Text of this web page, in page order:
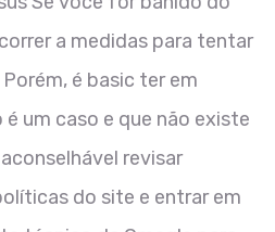
a medidas para tentar
é basic ter em
um caso e que não existe
revisar
do site e entrar em